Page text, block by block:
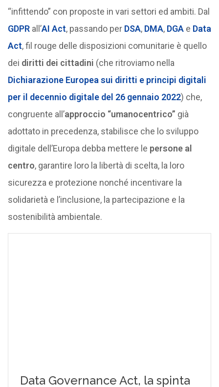
“infittendo” con proposte in vari settori ed ambiti. Dal
GDPR all’AI Act, passando per DSA, DMA, DGA e Data
Act, fil rouge delle disposizioni comunitarie è quello
dei diritti dei cittadini (che ritroviamo nella
Dichiarazione Europea sui diritti e principi digitali
per il decennio digitale del 26 gennaio 2022) che,
congruente all’approccio “umanocentrico” già
adottato in precedenza, stabilisce che lo sviluppo
digitale dell’Europa debba mettere le persone al
centro, garantire loro la libertà di scelta, la loro
sicurezza e protezione nonché incentivare la
solidarietà e l’inclusione, la partecipazione e la
sostenibilità ambientale.